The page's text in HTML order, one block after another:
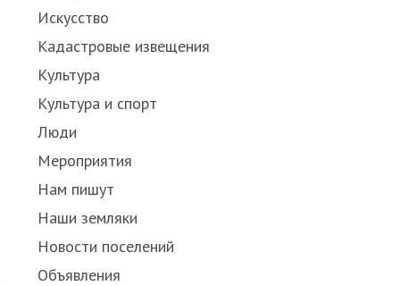
Искусство
Кадастровые извещения
Культура
Культура и спорт
Люди
Мероприятия
Нам пишут
Наши земляки
Новости поселений
Объявления